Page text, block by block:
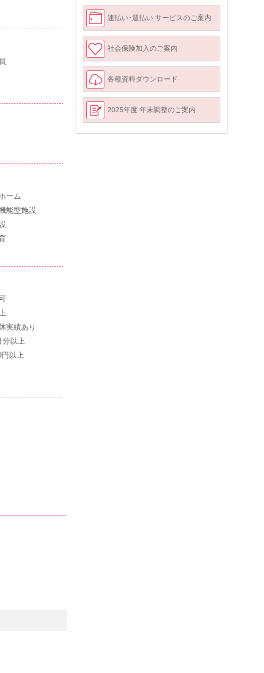
ーム
能型施設
実績あり
分以上
以上
速払い･週払い サービスのご案内
社会保険加入のご案内
各種資料ダウンロード
2025年度 年末調整のご案内